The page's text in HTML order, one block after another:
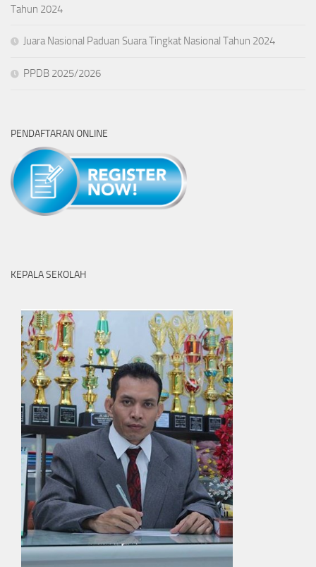
Tahun 2024
Juara Nasional Paduan Suara Tingkat Nasional Tahun 2024
PPDB 2025/2026
PENDAFTARAN ONLINE
KEPALA SEKOLAH